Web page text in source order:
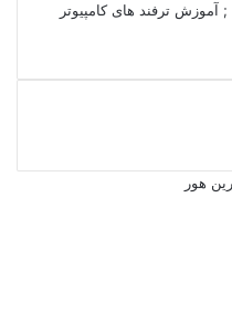
آموزش ترفند های کامپیوتر
هور